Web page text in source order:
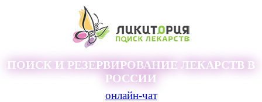
ПОИСК И РЕЗЕРВИРОВАНИЕ ЛЕКАРСТВ В
РОССИИ
онлайн-чат